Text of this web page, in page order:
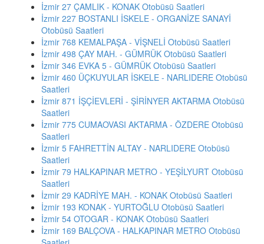
İzmir 27 ÇAMLIK - KONAK Otobüsü Saatleri
İzmir 227 BOSTANLI İSKELE - ORGANİZE SANAYİ
Otobüsü Saatleri
İzmir 768 KEMALPAŞA - VİŞNELİ Otobüsü Saatleri
İzmir 498 ÇAY MAH. - GÜMRÜK Otobüsü Saatleri
İzmir 346 EVKA 5 - GÜMRÜK Otobüsü Saatleri
İzmir 460 ÜÇKUYULAR İSKELE - NARLIDERE Otobüsü
Saatleri
İzmir 871 İŞÇİEVLERİ - ŞİRİNYER AKTARMA Otobüsü
Saatleri
İzmir 775 CUMAOVASI AKTARMA - ÖZDERE Otobüsü
Saatleri
İzmir 5 FAHRETTİN ALTAY - NARLIDERE Otobüsü
Saatleri
İzmir 79 HALKAPINAR METRO - YEŞİLYURT Otobüsü
Saatleri
İzmir 29 KADRİYE MAH. - KONAK Otobüsü Saatleri
İzmir 193 KONAK - YURTOĞLU Otobüsü Saatleri
İzmir 54 OTOGAR - KONAK Otobüsü Saatleri
İzmir 169 BALÇOVA - HALKAPINAR METRO Otobüsü